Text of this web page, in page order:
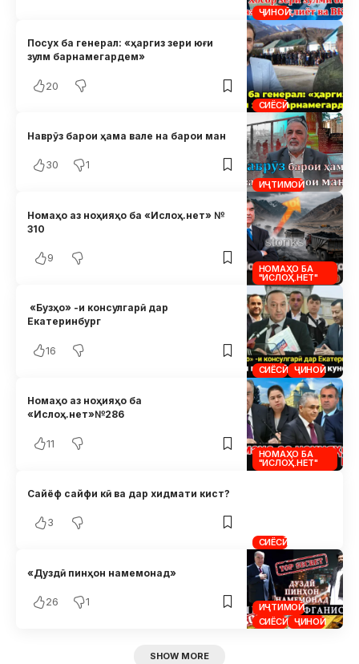
ҶИНОӢ
СИЁСӢ
Посух ба генерал: «ҳаргиз зери юғи
зулм барнамегардем»
20
ИҶТИМОӢ
Наврӯз барои ҳама вале на барои ман
30 1
НОМАҲО БА
"ИСЛОҲ.НЕТ"
Номаҳо аз ноҳияҳо ба «Ислоҳ.нет» №
310
9
СИЁСӢ ҶИНОӢ
«Бузҳо» -и консулгарӣ дар
Екатеринбург
16
НОМАҲО БА
"ИСЛОҲ.НЕТ"
Номаҳо аз ноҳияҳо ба
«Ислоҳ.нет»№286
11
СИЁСӢ
Сайёф сайфи кӣ ва дар хидмати кист?
3
ИҶТИМОӢ
СИЁСӢ
ҶИНОӢ
«Дуздӣ пинҳон намемонад»
26 1
SHOW MORE